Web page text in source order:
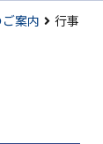
案内
行事